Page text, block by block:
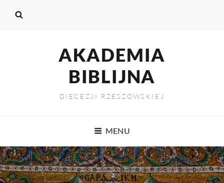
AKADEMIA
BIBLIJNA
DIECEZJI RZESZOWSKIEJ
MENU